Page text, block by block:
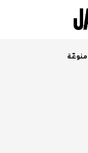
منوعّة